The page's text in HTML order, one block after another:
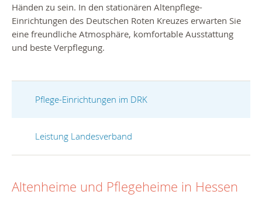
Händen zu sein. In den stationären Altenpflege-
Einrichtungen des Deutschen Roten Kreuzes erwarten Sie
eine freundliche Atmosphäre, komfortable Ausstattung
und beste Verpflegung.
Pflege-Einrichtungen im DRK
Leistung Landesverband
Altenheime und Pflegeheime in Hessen